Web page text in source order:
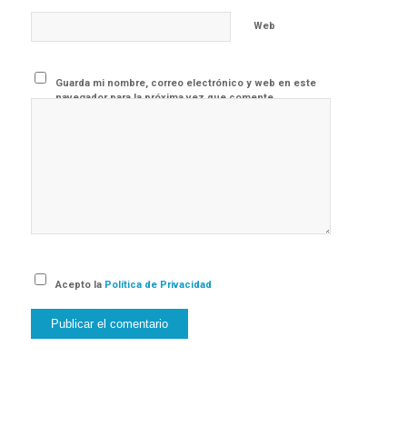
Web
Guarda mi nombre, correo electrónico y web en este
navegador para la próxima vez que comente.
Acepto la Política de Privacidad